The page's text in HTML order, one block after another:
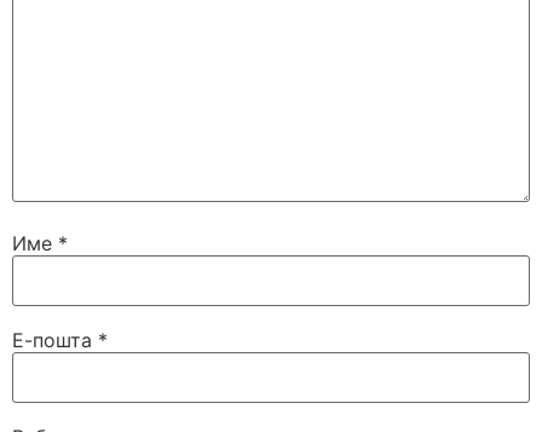
Име *
Е-пошта *